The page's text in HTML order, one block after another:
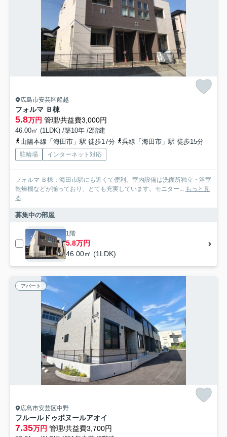
広島市安芸区船越
フォルマ Ｂ棟
5.8万円 管理/共益費3,000円
46.00㎡ (1LDK) /築10年 /2階建
山陽本線「海田市」駅 徒歩17分
呉線「海田市」駅 徒歩15分
駐輪場 インターネット対応
フォルマ Ｂ棟：海田市駅にも近くて便利。室内設備は洗面所独立・浴室
乾燥機などが揃っており、とても充実しています。モニター... もっと見
る
募集中の部屋
1階
5.8万円
46.00㎡ (1LDK)
アパート
広島市安芸区中野
フルールドゥボヌールアオイ
7.35万円 管理/共益費3,700円